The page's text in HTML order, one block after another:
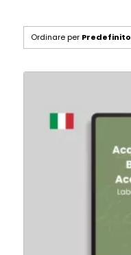
Ordinare per Predefinito